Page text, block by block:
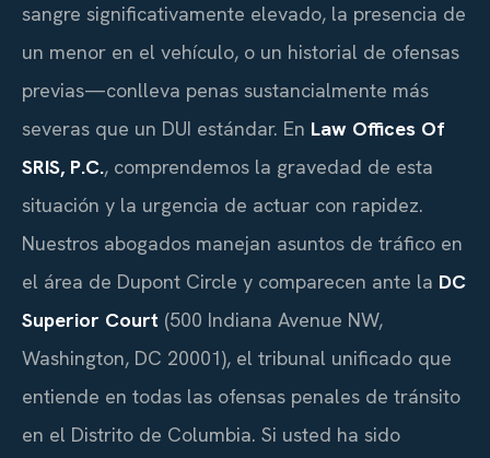
sangre significativamente elevado, la presencia de
un menor en el vehículo, o un historial de ofensas
previas—conlleva penas sustancialmente más
severas que un DUI estándar. En Law Offices Of
SRIS, P.C., comprendemos la gravedad de esta
situación y la urgencia de actuar con rapidez.
Nuestros abogados manejan asuntos de tráfico en
el área de Dupont Circle y comparecen ante la DC
Superior Court (500 Indiana Avenue NW,
Washington, DC 20001), el tribunal unificado que
entiende en todas las ofensas penales de tránsito
en el Distrito de Columbia. Si usted ha sido